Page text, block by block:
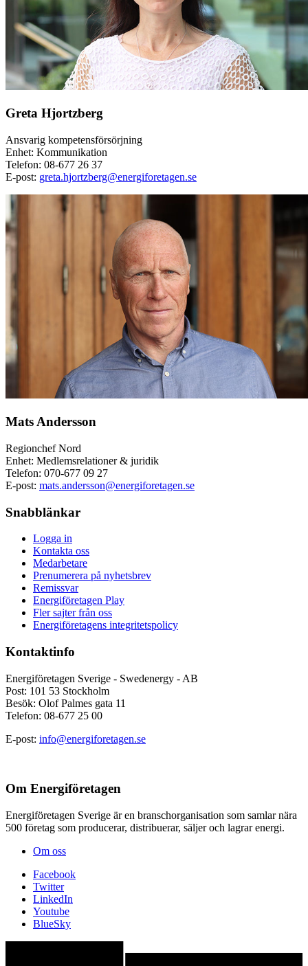
Greta Hjortzberg
Ansvarig kompetensförsörjning
Enhet: Kommunikation
Telefon: 08-677 26 37
E-post: greta.hjortzberg@energiforetagen.se
Mats Andersson
Regionchef Nord
Enhet: Medlemsrelationer & juridik
Telefon: 070-677 09 27
E-post: mats.andersson@energiforetagen.se
Snabblänkar
Logga in
Kontakta oss
Medarbetare
Prenumerera på nyhetsbrev
Remissvar
Energiföretagen Play
Fler sajter från oss
Energiföretagens integritetspolicy
Kontaktinfo
Energiföretagen Sverige - Swedenergy - AB
Post: 101 53 Stockholm
Besök: Olof Palmes gata 11
Telefon: 08-677 25 00
E-post: info@energiforetagen.se
Om Energiföretagen
Energiföretagen Sverige är en branschorganisation som samlar nära
500 företag som producerar, distribuerar, säljer och lagrar energi.
Om oss
Facebook
Twitter
LinkedIn
Youtube
BlueSky